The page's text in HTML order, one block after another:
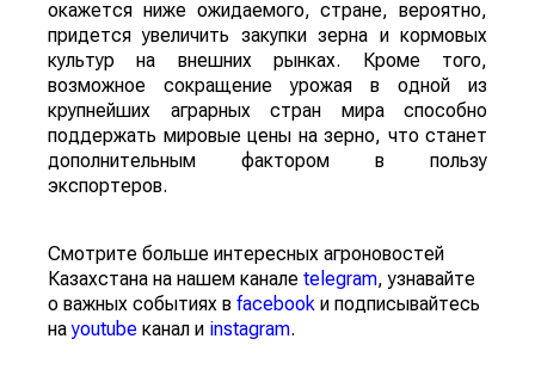
окажется ниже ожидаемого, стране, вероятно,
придется увеличить закупки зерна и кормовых
культур на внешних рынках. Кроме того,
возможное сокращение урожая в одной из
крупнейших аграрных стран мира способно
поддержать мировые цены на зерно, что станет
дополнительным фактором в пользу
экспортеров.
Смотрите больше интересных агроновостей
Казахстана на нашем канале telegram, узнавайте
о важных событиях в facebook и подписывайтесь
наyoutube канал и instagram.